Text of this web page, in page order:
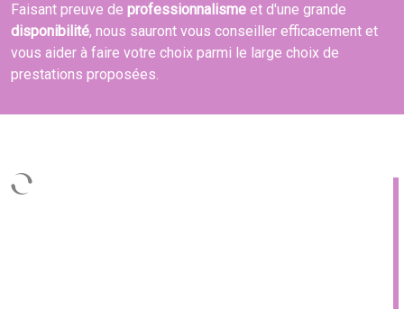
Faisant preuve de professionnalisme et d'une grande
disponibilité, nous sauront vous conseiller efficacement et
vous aider à faire votre choix parmi le large choix de
prestations proposées.